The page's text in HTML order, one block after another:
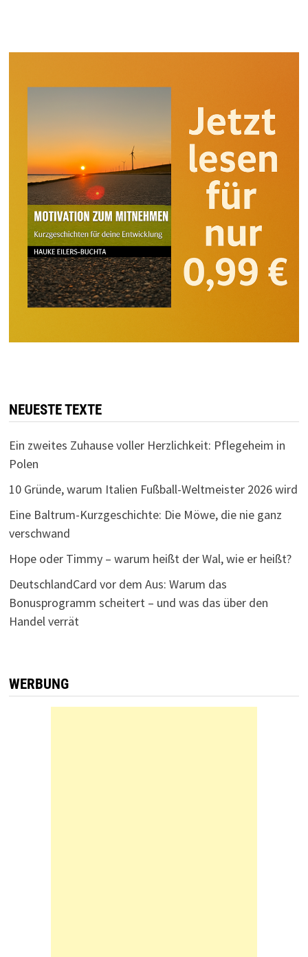
NEUESTE TEXTE
Ein zweites Zuhause voller Herzlichkeit: Pflegeheim in
Polen
10 Gründe, warum Italien Fußball-Weltmeister 2026 wird
Eine Baltrum-Kurzgeschichte: Die Möwe, die nie ganz
verschwand
Hope oder Timmy – warum heißt der Wal, wie er heißt?
DeutschlandCard vor dem Aus: Warum das
Bonusprogramm scheitert – und was das über den
Handel verrät
WERBUNG